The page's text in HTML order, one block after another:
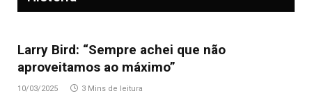
Larry Bird: “Sempre achei que não
aproveitamos ao máximo”
10/03/2025 3 Mins de leitura